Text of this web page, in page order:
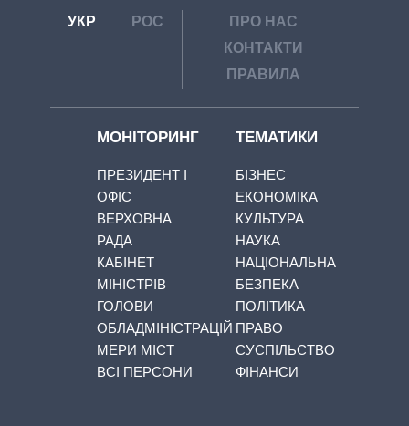
УКР РОС
ПРО НАС
КОНТАКТИ
ПРАВИЛА
МОНІТОРИНГ
ПРЕЗИДЕНТ І
ОФІС
ВЕРХОВНА
РАДА
КАБІНЕТ
МІНІСТРІВ
ГОЛОВИ
ОБЛАДМІНІСТРАЦІЙ
МЕРИ МІСТ
ВСІ ПЕРСОНИ
ТЕМАТИКИ
БІЗНЕС
ЕКОНОМІКА
КУЛЬТУРА
НАУКА
НАЦІОНАЛЬНА
БЕЗПЕКА
ПОЛІТИКА
ПРАВО
СУСПІЛЬСТВО
ФІНАНСИ